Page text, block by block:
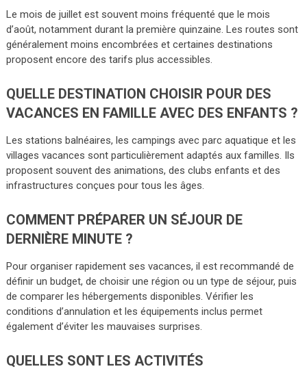
Le mois de juillet est souvent moins fréquenté que le mois
d’août, notamment durant la première quinzaine. Les routes sont
généralement moins encombrées et certaines destinations
proposent encore des tarifs plus accessibles.
QUELLE DESTINATION CHOISIR POUR DES
VACANCES EN FAMILLE AVEC DES ENFANTS ?
Les stations balnéaires, les campings avec parc aquatique et les
villages vacances sont particulièrement adaptés aux familles. Ils
proposent souvent des animations, des clubs enfants et des
infrastructures conçues pour tous les âges.
COMMENT PRÉPARER UN SÉJOUR DE
DERNIÈRE MINUTE ?
Pour organiser rapidement ses vacances, il est recommandé de
définir un budget, de choisir une région ou un type de séjour, puis
de comparer les hébergements disponibles. Vérifier les
conditions d’annulation et les équipements inclus permet
également d’éviter les mauvaises surprises.
QUELLES SONT LES ACTIVITÉS